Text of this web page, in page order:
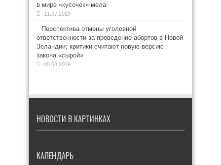
в мире «кусочек» мела
11.07.2019
Перспектива отмены уголовной
ответственности за проведение абортов в Новой
Зеландии; критики считают новую версию
закона «сырой»
05.08.2019
НОВОСТИ В КАРТИНКАХ
КАЛЕНДАРЬ